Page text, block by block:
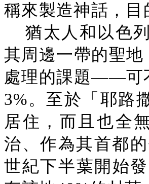
稱來製造神話，
猶太人和以色
其周邊一帶的聖
處理的課題——可
3%。至於「耶路
居住，而且也全
治、作為其首都
世紀下半葉開始